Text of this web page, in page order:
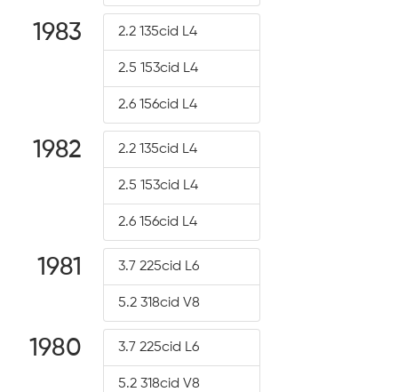
1983 2.2 135cid L4
2.5 153cid L4
2.6 156cid L4
1982 2.2 135cid L4
2.5 153cid L4
2.6 156cid L4
1981 3.7 225cid L6
5.2 318cid V8
1980 3.7 225cid L6
5.2 318cid V8